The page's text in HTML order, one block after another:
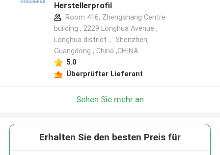
Herstellerprofil
Room 416, Zhengshang Centre
building , 2229 Longhua Avenue ,
Longhua district， Shenzhen,
Guangdong , China ,CHINA
5.0
Überprüfter Lieferant
Sehen Sie mehr an
Erhalten Sie den besten Preis für